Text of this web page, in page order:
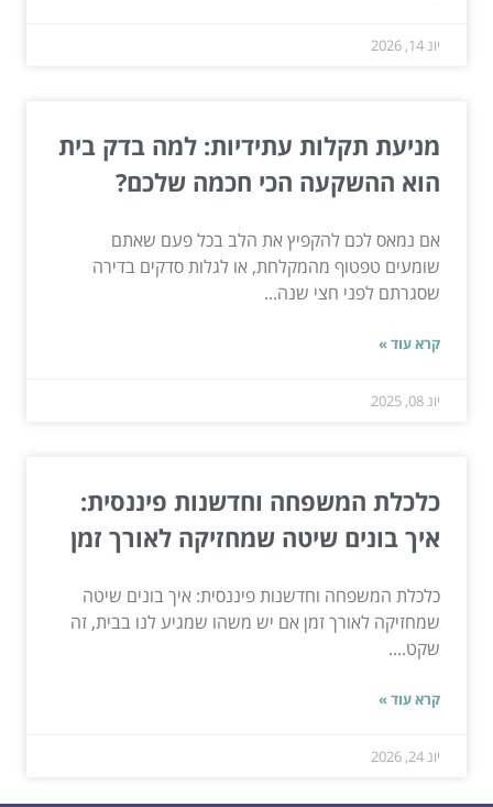
יונ 14, 2026
מניעת תקלות עתידיות: למה בדק בית
הוא ההשקעה הכי חכמה שלכם?
אם נמאס לכם להקפיץ את הלב בכל פעם שאתם
שומעים טפטוף מהמקלחת, או לגלות סדקים בדירה
שסגרתם לפני חצי שנה...
קרא עוד »
יונ 08, 2025
כלכלת המשפחה וחדשנות פיננסית:
איך בונים שיטה שמחזיקה לאורך זמן
כלכלת המשפחה וחדשנות פיננסית: איך בונים שיטה
שמחזיקה לאורך זמן אם יש משהו שמגיע לנו בבית, זה
שקט....
קרא עוד »
יונ 24, 2026